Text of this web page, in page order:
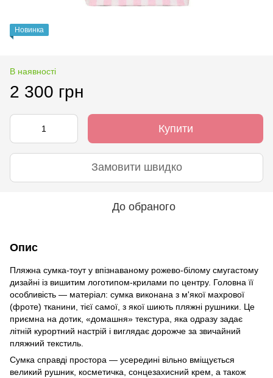
Новинка
В наявності
2 300 грн
Купити
Замовити швидко
До обраного
Опис
Пляжна сумка-тоут у впізнаваному рожево-білому смугастому
дизайні із вишитим логотипом-крилами по центру. Головна її
особливість — матеріал: сумка виконана з м'якої махрової
(фроте) тканини, тієї самої, з якої шиють пляжні рушники. Це
приємна на дотик, «домашня» текстура, яка одразу задає
літній курортний настрій і виглядає дорожче за звичайний
пляжний текстиль.
Сумка справді простора — усередині вільно вміщується
великий рушник, косметичка, сонцезахисний крем, а також